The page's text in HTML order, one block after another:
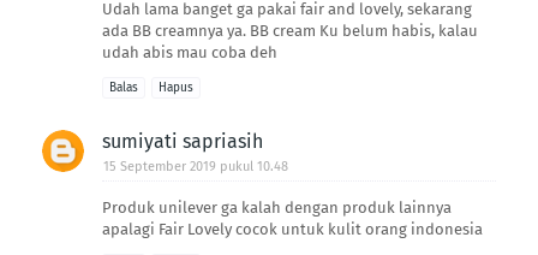
Udah lama banget ga pakai fair and lovely, sekarang
ada BB creamnya ya. BB cream Ku belum habis, kalau
udah abis mau coba deh
Balas Hapus
sumiyati sapriasih
15 September 2019 pukul 10.48
Produk unilever ga kalah dengan produk lainnya
apalagi Fair Lovely cocok untuk kulit orang indonesia